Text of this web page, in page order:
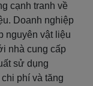
cạnh tranh về
Doanh nghiệp
nguyên vật liệu
nhà cung cấp
sử dụng
phí và tăng